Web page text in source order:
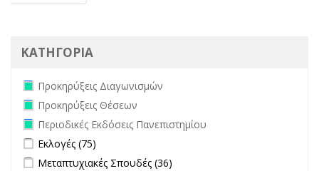
ΚΑΤΗΓΟΡΙΑ
Remove Προκηρύξεις Διαγωνισμών filter
Προκηρύξεις Διαγωνισμών
Remove Προκηρύξεις Θέσεων filter
Προκηρύξεις Θέσεων
Remove Περιοδικές Εκδόσεις Πανεπιστημίου filter
Περιοδικές Εκδόσεις Πανεπιστημίου
Apply Εκλογές filter
Εκλογές (75)
Apply Μεταπτυχιακές Σπουδές filter
Μεταπτυχιακές Σπουδές (36)